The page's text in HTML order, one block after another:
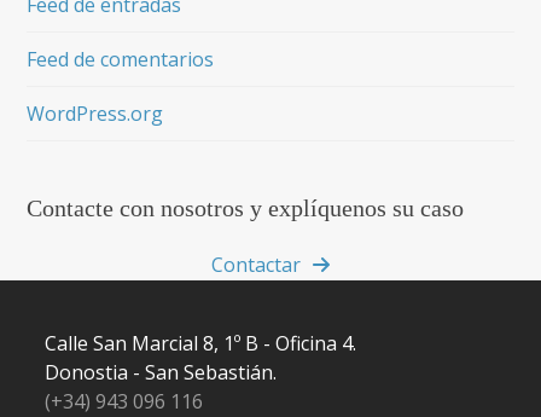
Feed de comentarios
WordPress.org
Contacte con nosotros y explíquenos su caso
Contactar
Calle San Marcial 8, 1º B - Oficina 4.
Donostia - San Sebastián.
(+34) 943 096 116